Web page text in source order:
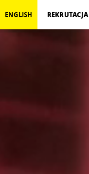
ENGLISH REKRUTACJA